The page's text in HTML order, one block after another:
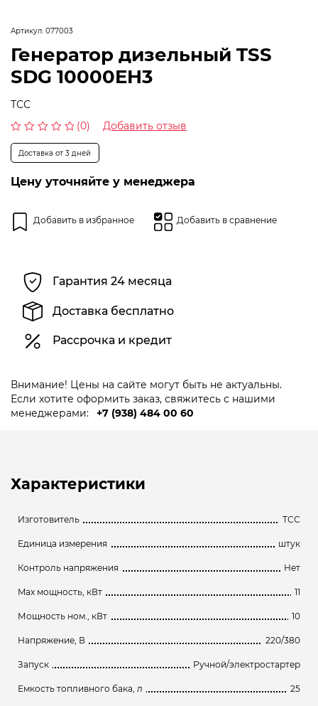
Артикул: 077003
Генератор дизельный TSS
SDG 10000EH3
ТСС
из
(0) Добавить отзыв
Доставка от 3 дней
Цену уточняйте у менеджера
Добавить в избранное Добавить в сравнение
Гарантия 24 месяца
Доставка бесплатно
Рассрочка и кредит
Внимание! Цены на сайте могут быть не актуальны.
Если хотите оформить заказ, свяжитесь с нашими
менеджерами:
+7 (938) 484 00 60
Характеристики
Изготовитель ТСС
Единица измерения штук
Контроль напряжения Нет
Max мощность, кВт 11
Мощность ном., кВт 10
Напряжение, В 220/380
Запуск Ручной/электростартер
Емкость топливного бака, л 25